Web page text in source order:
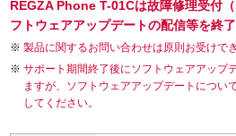
REGZA Phone T-01Cは故障修理受付
フトウェアアップデートの配信等を終了
製品に関するお問い合わせは原則お受けで
サポート期間終了後にソフトウェアアップ
ますが、ソフトウェアアップデートについ
してください。